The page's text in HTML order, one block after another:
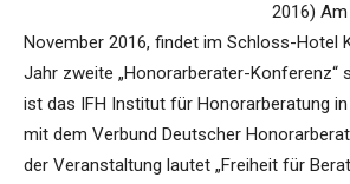
2016)
November 2016, findet im Schloss-Hotel
Jahr zweite „Honorarberater-Konferenz“
ist das IFH Institut für Honorarberatung
mit dem Verbund Deutscher
der Veranstaltung lautet „Freiheit für